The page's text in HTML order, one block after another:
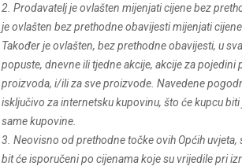
2. Prodavatelj je ovlašten mijenjati cijene bez
je ovlašten bez prethodne obavijesti mijenjati
Također je ovlašten, bez prethodne obavijesti, u
popuste, dnevne ili tjedne akcije, akcije za pojedini
proizvoda, i/ili za sve proizvode. Navedene
isključivo za internetsku kupovinu, što će kupcu
same kupovine.
3. Neovisno od prethodne točke ovih Općih
bit će isporučeni po cijenama koje su vrijedile pri